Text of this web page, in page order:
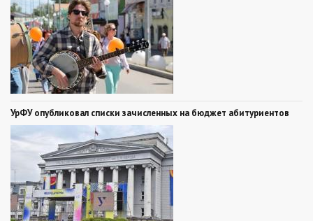
УрФУ опубликовал списки зачисленных на бюджет абитуриентов